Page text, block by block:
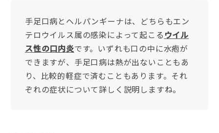
手足口病とヘルパンギーナは、どちらもエン
テロウイルス属の感染によって起こる ウイル
ス性の口内炎です。いずれも口の中に水疱が
できますが、手足口病は熱が出ないこともあ
り、比較的軽症で済むこともあります。それ
ぞれの症状について詳しく説明しますね。